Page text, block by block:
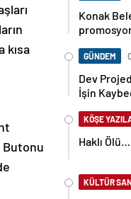
kısa
Butonu
Konak
GÜNDEM
Dev
İşin
KÖŞE
Haklı
KÜLTÜR